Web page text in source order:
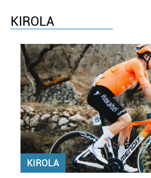
KIROLA
KIROLA